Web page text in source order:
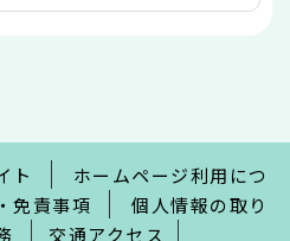
ト
ホームページ利用につ
免責事項
個人情報の取り
交通アクセス